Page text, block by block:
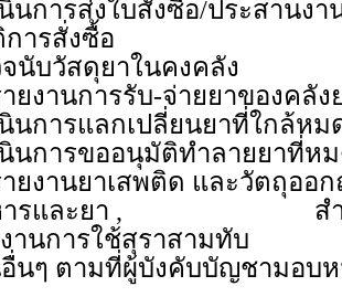
นการส่งใบสั่งซื้อ/ประสานง
ารสั่งซื้อ
นับวัสดุยาในคงคลัง
ยงานการรับ-จ่ายยาของคลัง
นการแลกเปลี่ยนยาที่ใกล้หม
นการขออนุมัติทำลายยาที่ห
ยงานยาเสพติด และวัตถุออ
ารและยา , สำนักงา
านการใช้สุราสามทับ
นๆ ตามที่ผู้บังคับบัญชามอบ